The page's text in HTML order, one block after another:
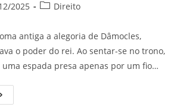
2025 Direito
antiga a alegoria de Dâmocles,
o poder do rei. Ao sentar-se no trono,
espada presa apenas por um fio…